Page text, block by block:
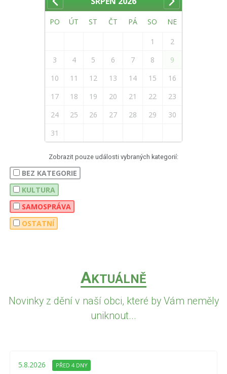
PO ÚT ST ČT PÁ SO NE
1
2
3
4 5 6 7 8
9
10
11 12 13 14 15
16
17
18 19 20 21 22
23
24
25 26 27 28 29
30
31
Zobrazit pouze události vybraných kategorií:
BEZ KATEGORIE
KULTURA
SAMOSPRÁVA
OSTATNÍ
AKTUÁLNĚ
Novinky z dění v naší obci, které by Vám neměly
uniknout...
5.8.2026 PŘED 4 DNY